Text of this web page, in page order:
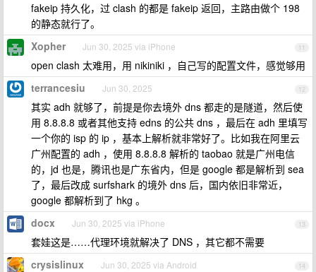
fakeip 持久化，过 clash 的都是 fakeip 返回，主路由做个 198
的静态就行了。
11
Xopher Jun 30, 2025 via iPhone
open clash 太难用，用 nikiniki ，自己写的配置文件，感觉够用
12
terrancesiu Jun 30, 2025
其实 adh 就够了，前提是你去境外 dns 都走的是隧道，然后使
用 8.8.8.8 或者其他支持 edns 的公共 dns ，最后在 adh 里填写
一个你的 isp 的 ip ，基本上解析就非常好了。比如我在阿里云
广州配置的 adh ，使用 8.8.8.8 解析的 taobao 就是广州电信
的，jd 也是，腾讯也是广东省内，但是 google 都是解析到 sea
了，最后改成 surfshark 的境外 dns 后，国内依旧非常近，
google 都解析到了 hkg 。
13
docx Jun 30, 2025 via iPhone
套娃这是……代理环境就解决了 DNS ，其它都不需要
14
crysislinux Jun 30, 2025 via Android